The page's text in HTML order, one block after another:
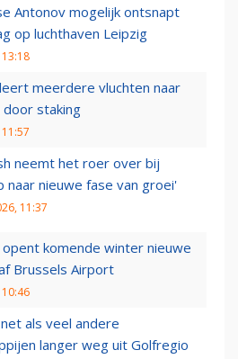
Antonov mogelijk ontsnapt
op luchthaven Leipzig
meerdere vluchten naar
door staking
neemt het roer over bij
naar nieuwe fase van groei'
11:37
opent komende winter nieuwe
Brussels Airport
als veel andere
langer weg uit Golfregio